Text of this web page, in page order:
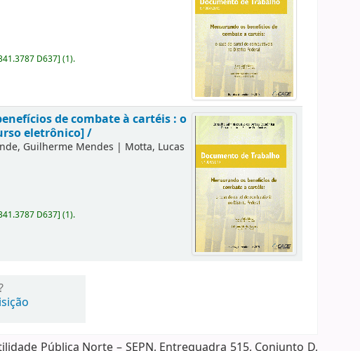
D637](1).
de combate à cartéis : o
eletrônico] /
Guilherme Mendes | Motta, Lucas
D637](1).